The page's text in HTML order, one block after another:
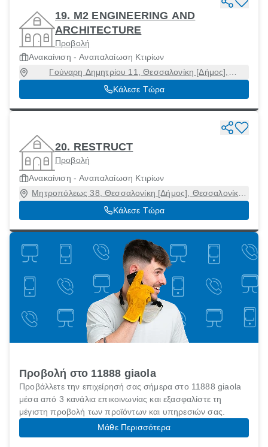
19. Μ2 ENGINEERING AND
ARCHITECTURE
Προβολή
Ανακαίνιση - Αναπαλαίωση Κτιρίων
Γούναρη Δημητρίου 11, Θεσσαλονίκη [Δήμος],
Θεσσαλονίκη, 54621
Κάλεσε Τώρα
20. RESTRUCT
Προβολή
Ανακαίνιση - Αναπαλαίωση Κτιρίων
Μητροπόλεως 38, Θεσσαλονίκη [Δήμος], Θεσσαλονίκη,
54623
Κάλεσε Τώρα
Προβολή στο 11888 giaola
Προβάλλετε την επιχείρησή σας σήμερα στο 11888 giaola
μέσα από 3 κανάλια επικοινωνίας και εξασφαλίστε τη
μέγιστη προβολή των προϊόντων και υπηρεσιών σας.
Μάθε Περισσότερα